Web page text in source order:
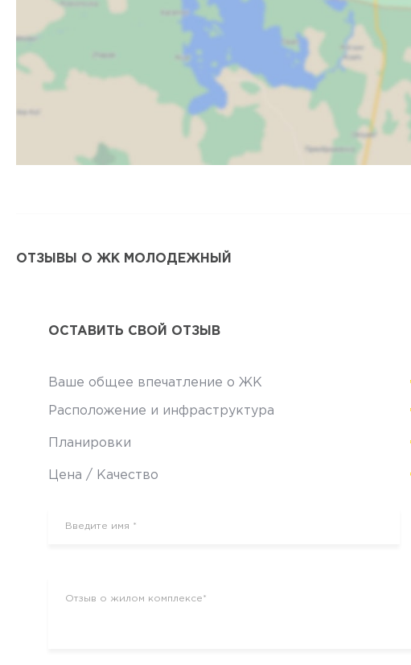
Карта
ОТЗЫВЫ О ЖК МОЛОДЕЖНЫЙ
ОСТАВИТЬ СВОЙ ОТЗЫВ
Ваше общее впечатление о ЖК
Расположение и инфраструктура
Планировки
Цена / Качество